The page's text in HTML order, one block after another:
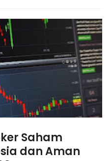
Saham
dan Aman